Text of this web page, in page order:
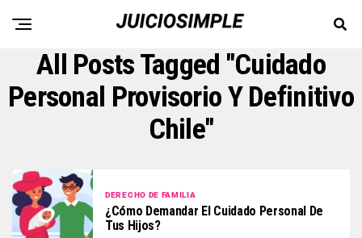
All Posts Tagged "cuidado
Personal Provisorio Y Definitivo
Chile"
DERECHO DE FAMILIA
¿Cómo Demandar El Cuidado Personal De
Tus Hijos?